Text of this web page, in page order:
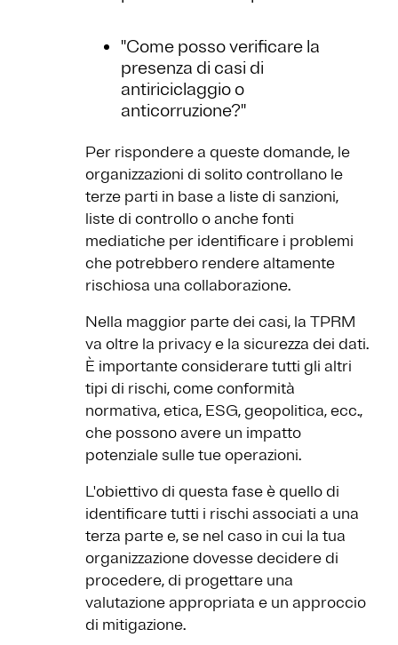
''Come posso verificare la
presenza di casi di
antiriciclaggio o
anticorruzione?''
Per rispondere a queste domande, le
organizzazioni di solito controllano le
terze parti in base a liste di sanzioni,
liste di controllo o anche fonti
mediatiche per identificare i problemi
che potrebbero rendere altamente
rischiosa una collaborazione.
Nella maggior parte dei casi, la TPRM
va oltre la privacy e la sicurezza dei dati.
È importante considerare tutti gli altri
tipi di rischi, come conformità
normativa, etica, ESG, geopolitica, ecc.,
che possono avere un impatto
potenziale sulle tue operazioni.
L'obiettivo di questa fase è quello di
identificare tutti i rischi associati a una
terza parte e, se nel caso in cui la tua
organizzazione dovesse decidere di
procedere, di progettare una
valutazione appropriata e un approccio
di mitigazione.